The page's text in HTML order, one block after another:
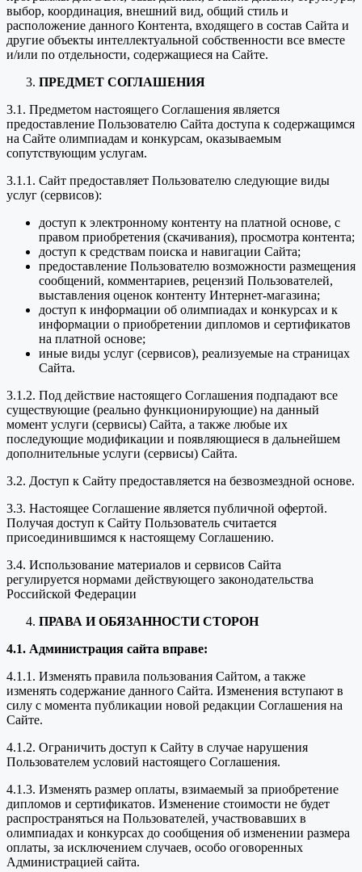
выбор, координация, внешний вид, общий стиль и
расположение данного Контента, входящего в состав Сайта и
другие объекты интеллектуальной собственности все вместе
и/или по отдельности, содержащиеся на Сайте.
ПРЕДМЕТ СОГЛАШЕНИЯ
3.1. Предметом настоящего Соглашения является
предоставление Пользователю Сайта доступа к содержащимся
на Сайте олимпиадам и конкурсам, оказываемым
сопутствующим услугам.
3.1.1. Сайт предоставляет Пользователю следующие виды
услуг (сервисов):
доступ к электронному контенту на платной основе, с
правом приобретения (скачивания), просмотра контента;
доступ к средствам поиска и навигации Сайта;
предоставление Пользователю возможности размещения
сообщений, комментариев, рецензий Пользователей,
выставления оценок контенту Интернет-магазина;
доступ к информации об олимпиадах и конкурсах и к
информации о приобретении дипломов и сертификатов
на платной основе;
иные виды услуг (сервисов), реализуемые на страницах
Сайта.
3.1.2. Под действие настоящего Соглашения подпадают все
существующие (реально функционирующие) на данный
момент услуги (сервисы) Сайта, а также любые их
последующие модификации и появляющиеся в дальнейшем
дополнительные услуги (сервисы) Сайта.
3.2. Доступ к Сайту предоставляется на безвозмездной основе.
3.3. Настоящее Соглашение является публичной офертой.
Получая доступ к Сайту Пользователь считается
присоединившимся к настоящему Соглашению.
3.4. Использование материалов и сервисов Сайта
регулируется нормами действующего законодательства
Российской Федерации
ПРАВА И ОБЯЗАННОСТИ СТОРОН
4.1. Администрация сайта вправе:
4.1.1. Изменять правила пользования Сайтом, а также
изменять содержание данного Сайта. Изменения вступают в
силу с момента публикации новой редакции Соглашения на
Сайте.
4.1.2. Ограничить доступ к Сайту в случае нарушения
Пользователем условий настоящего Соглашения.
4.1.3. Изменять размер оплаты, взимаемый за приобретение
дипломов и сертификатов. Изменение стоимости не будет
распространяться на Пользователей, участвовавших в
олимпиадах и конкурсах до сообщения об изменении размера
оплаты, за исключением случаев, особо оговоренных
Администрацией сайта.